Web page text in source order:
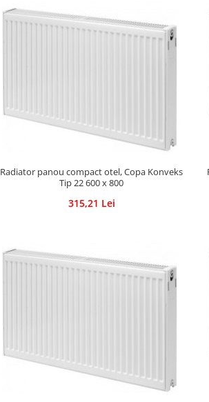
Radiator panou compact otel, Copa Konveks
Tip 22 600 x 800
315,21 Lei